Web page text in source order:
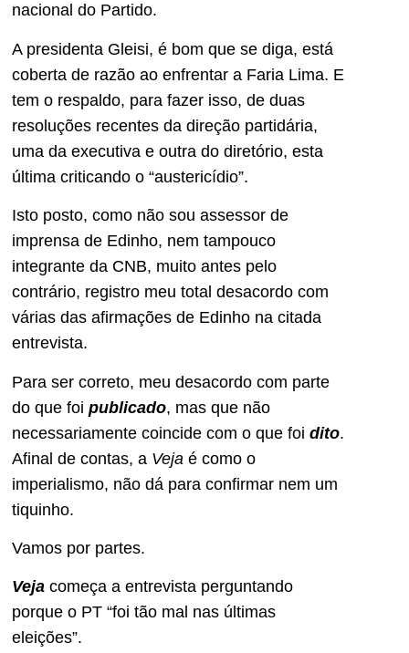
nacional do Partido.
A presidenta Gleisi, é bom que se diga, está
coberta de razão ao enfrentar a Faria Lima. E
tem o respaldo, para fazer isso, de duas
resoluções recentes da direção partidária,
uma da executiva e outra do diretório, esta
última criticando o “austericídio”.
Isto posto, como não sou assessor de
imprensa de Edinho, nem tampouco
integrante da CNB, muito antes pelo
contrário, registro meu total desacordo com
várias das afirmações de Edinho na citada
entrevista.
Para ser correto, meu desacordo com parte
do que foi publicado, mas que não
necessariamente coincide com o que foi dito.
Afinal de contas, a Veja é como o
imperialismo, não dá para confirmar nem um
tiquinho.
Vamos por partes.
Veja começa a entrevista perguntando
porque o PT “foi tão mal nas últimas
eleições”.